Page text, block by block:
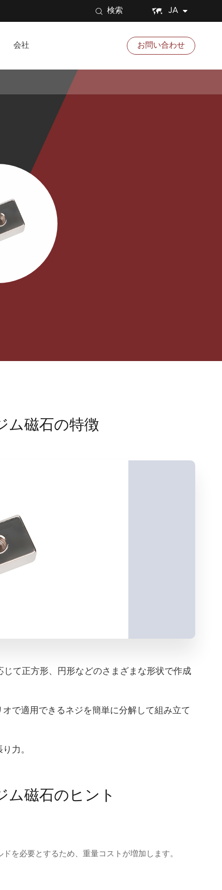
 検索  JA
会社 お問い合わせ
ム磁石の特徴
て正方形、円形などのさまざまな形状で作成
で適用できるネジを簡単に分解して組み立て
力。
ム磁石のヒント
を必要とするため、重量コストが増加します。